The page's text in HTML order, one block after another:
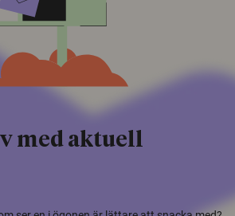
med aktuell